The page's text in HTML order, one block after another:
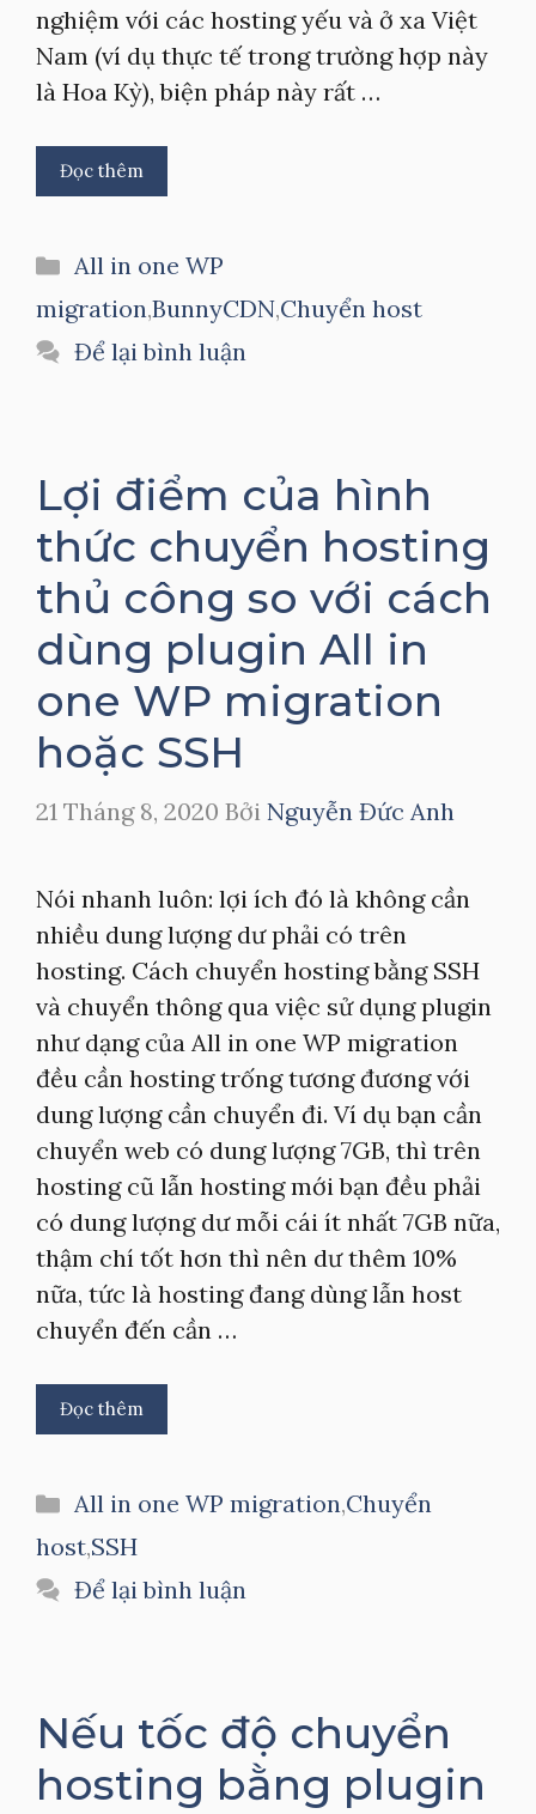
nghiệm với các hosting yếu và ở xa Việt
Nam (ví dụ thực tế trong trường hợp này
là Hoa Kỳ), biện pháp này rất …
Đọc thêm
Danh
mục
All in one WP
migration,BunnyCDN,Chuyển host
Để lại bình luận
Lợi điểm của hình
thức chuyển hosting
thủ công so với cách
dùng plugin All in
one WP migration
hoặc SSH
21 Tháng 8, 2020 Bởi Nguyễn Đức Anh
Nói nhanh luôn: lợi ích đó là không cần
nhiều dung lượng dư phải có trên
hosting. Cách chuyển hosting bằng SSH
và chuyển thông qua việc sử dụng plugin
như dạng của All in one WP migration
đều cần hosting trống tương đương với
dung lượng cần chuyển đi. Ví dụ bạn cần
chuyển web có dung lượng 7GB, thì trên
hosting cũ lẫn hosting mới bạn đều phải
có dung lượng dư mỗi cái ít nhất 7GB nữa,
thậm chí tốt hơn thì nên dư thêm 10%
nữa, tức là hosting đang dùng lẫn host
chuyển đến cần …
Đọc thêm
Danh
mục
All in one WP migration,Chuyển
host,SSH
Để lại bình luận
Nếu tốc độ chuyển
hosting bằng plugin